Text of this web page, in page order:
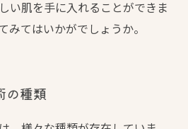
い肌を手に入れることができま
みてはいかがでしょうか。
の種類